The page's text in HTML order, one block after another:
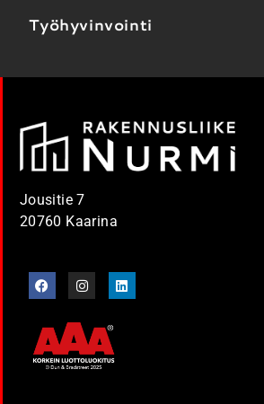
Työhyvinvointi
Jousitie 7
20760 Kaarina